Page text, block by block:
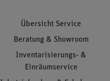
Übersicht Service
Beratung & Showroom
Inventarisierungs- &
Einräumservice